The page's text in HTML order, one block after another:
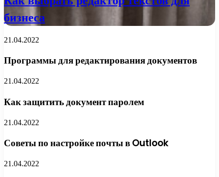
бизнеса
21.04.2022
Программы для редактирования документов
21.04.2022
Как защитить документ паролем
21.04.2022
Советы по настройке почты в Outlook
21.04.2022